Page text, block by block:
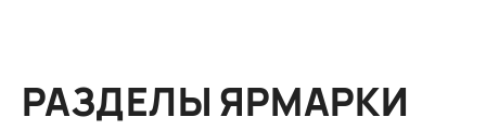
РАЗДЕЛЫ ЯРМАРКИ